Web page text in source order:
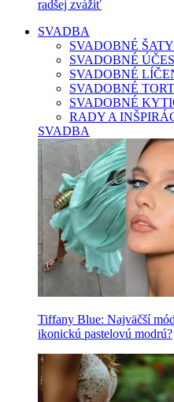
radšej zvážiť
SVADBA
SVADOBNÉ ŠATY
SVADOBNÉ
SVADOBNÉ
SVADOBNÉ
SVADOBNÉ
RADY A
SVADBA
Tiffany Blue: Najväčší
ikonickú pastelovú modrú?